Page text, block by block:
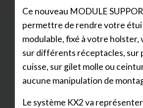
Ce nouveau MODULE
permettre de rendre votre étui
modulable, fixé à votre holster,
sur différents réceptacles, sur
cuisse, sur gilet molle ou
aucune manipulation de
Le système KX2 va